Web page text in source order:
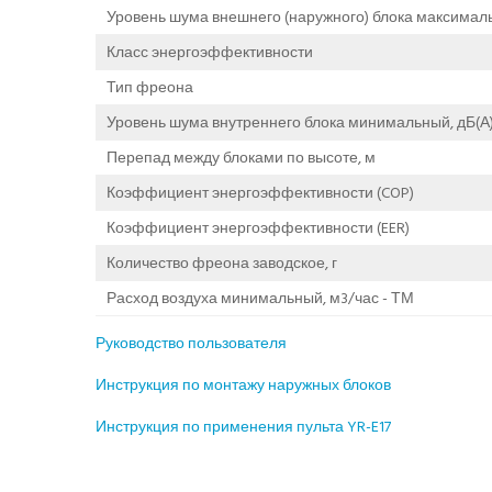
Уровень шума внешнего (наружного) блока
Класс энергоэффективности
Тип фреона
Уровень шума внутреннего блока минимальный, дБ(А)
Перепад между блоками по высоте, м
Коэффициент энергоэффективности (COP)
Коэффициент энергоэффективности (EER)
Количество фреона заводское, г
Расход воздуха минимальный, м3/час - ТМ
Руководство пользователя
Инструкция по монтажу наружных блоков
Инструкция по применения пульта YR-E17